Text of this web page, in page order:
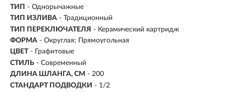
ТИП - Однорычажные
ТИП ИЗЛИВА - Традиционный
ТИП ПЕРЕКЛЮЧАТЕЛЯ - Керамический картридж
ФОРМА - Округлая; Прямоугольная
ЦВЕТ - Графитовые
СТИЛЬ - Современный
ДЛИНА ШЛАНГА, СМ - 200
СТАНДАРТ ПОДВОДКИ - 1/2